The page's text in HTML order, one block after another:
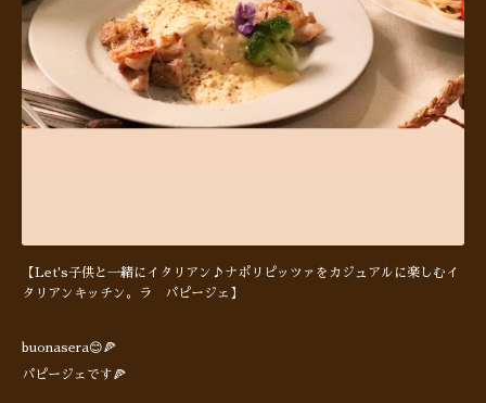
【Let's子供と一緒にイタリアン♪ナポリピッツァをカジュアルに楽しむイ
タリアンキッチン。ラ パピージェ】
buonasera😊🍕
パピージェです🍕